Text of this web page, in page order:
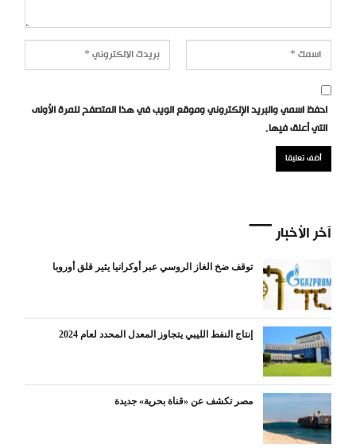
احفظ اسمي والبريد الإلكتروني وموقع الويب في هذا المتصفح للمرة الأولى
التي أعلق فيها.
آخر الأخبار
توقف ضخ الغاز الروسي عبر أوكرانيا يثير قلق أوروبا
إنتاج النفط الليبي يتجاوز المعدل المحدد لعام 2024
مصر تكشف عن «قناة بحرية» جديدة